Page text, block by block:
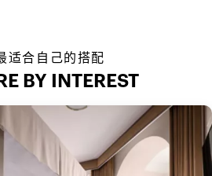
适合自己的搭配
BY INTEREST